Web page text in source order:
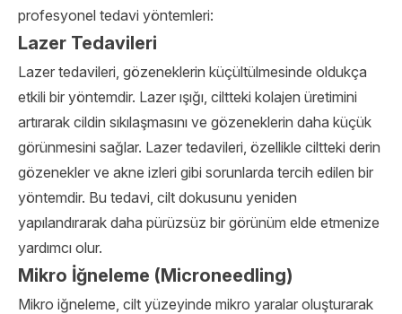
profesyonel tedavi yöntemleri:
Lazer Tedavileri
Lazer tedavileri, gözeneklerin küçültülmesinde oldukça
etkili bir yöntemdir. Lazer ışığı, ciltteki kolajen üretimini
artırarak cildin sıkılaşmasını ve gözeneklerin daha küçük
görünmesini sağlar. Lazer tedavileri, özellikle ciltteki derin
gözenekler ve akne izleri gibi sorunlarda tercih edilen bir
yöntemdir. Bu tedavi, cilt dokusunu yeniden
yapılandırarak daha pürüzsüz bir görünüm elde etmenize
yardımcı olur.
Mikro İğneleme (Microneedling)
Mikro iğneleme, cilt yüzeyinde mikro yaralar oluşturarak